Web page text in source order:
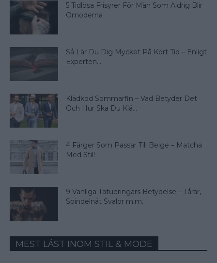
5 Tidlösa Frisyrer För Män Som Aldrig Blir
Omoderna
Så Lär Du Dig Mycket På Kort Tid – Enligt
Experten...
Klädkod Sommarfin – Vad Betyder Det
Och Hur Ska Du Klä...
4 Färger Som Passar Till Beige – Matcha
Med Stil!
9 Vanliga Tatueringars Betydelse – Tårar,
Spindelnät Svalor m.m.
MEST LÄST INOM STIL & MODE